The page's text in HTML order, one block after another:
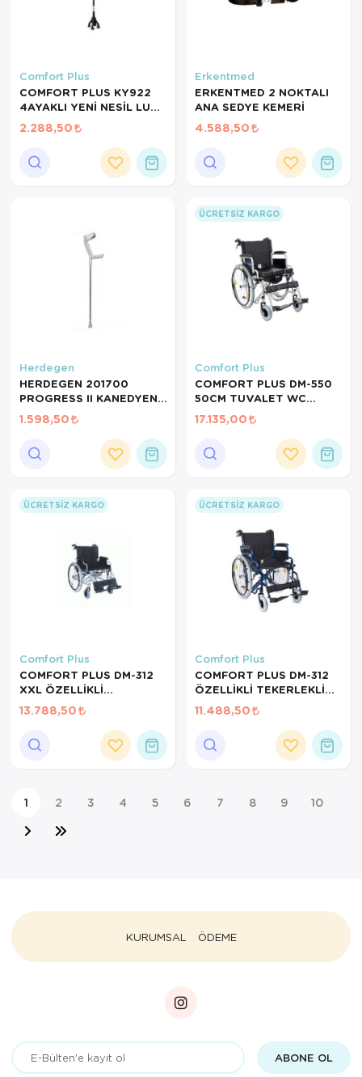
Comfort Plus
COMFORT PLUS KY922
4AYAKLI YENİ NESİL LUX
KATLANIR IŞIKLI BASTON
2.288,50
Erkentmed
ERKENTMED 2 NOKTALI
ANA SEDYE KEMERİ
4.588,50
Herdegen
HERDEGEN 201700
PROGRESS II KANEDYEN
1ADET
1.598,50
ÜCRETSIZ KARGO
Comfort Plus
COMFORT PLUS DM-550
50CM TUVALET WC
ÖZELLİKLİ TEKERLEKLİ
SANDALYE
17.135,00
ÜCRETSIZ KARGO
Comfort Plus
COMFORT PLUS DM-312
XXL ÖZELLİKLİ
TEKERLEKLİ SANDALYE
60CM YK9031 (2026)
13.788,50
ÜCRETSIZ KARGO
Comfort Plus
COMFORT PLUS DM-312
ÖZELLİKLİ TEKERLEKLİ
SANDALYE 50CM YK9031
(2026)
11.488,50
1 2 3 4 5 6 7 8 9 10
KURUMSAL ÖDEME
ABONE OL